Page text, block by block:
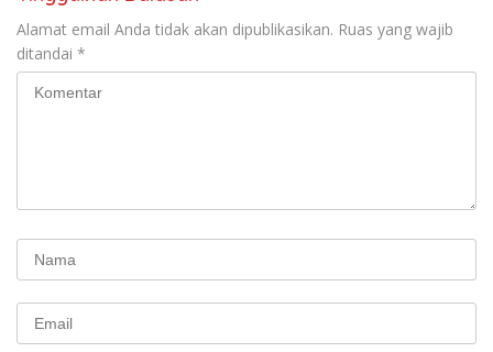
Alamat email Anda tidak akan dipublikasikan. Ruas yang wajib
ditandai *